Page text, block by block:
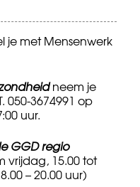
je met Mensenwerk
neem je
050-3674991 op
uur.
GGD regio
15.00 tot
– 20.00 uur)